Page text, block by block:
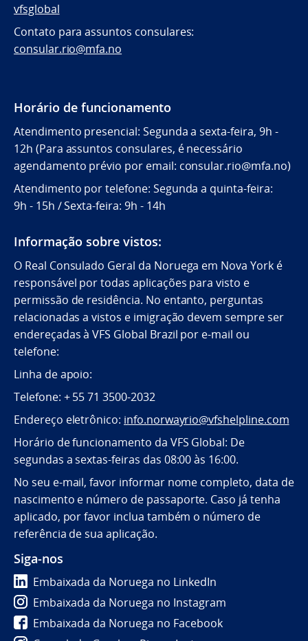
vfsglobal
Contato para assuntos consulares:
consular.rio@mfa.no
Horário de funcionamento
Atendimento presencial: Segunda a sexta-feira, 9h -
12h (Para assuntos consulares, é necessário
agendamento prévio por email: consular.rio@mfa.no)
Atendimento por telefone: Segunda a quinta-feira:
9h - 15h / Sexta-feira: 9h - 14h
Informação sobre vistos:
O Real Consulado Geral da Noruega em Nova York é
responsável por todas aplicações para visto e
permissão de residência. No entanto, perguntas
relacionadas a vistos e imigração devem sempre ser
endereçadas à VFS Global Brazil por e-mail ou
telefone:
Linha de apoio:
Telefone: + 55 71 3500-2032
Endereço eletrônico: info.norwayrio@vfshelpline.com
Horário de funcionamento da VFS Global: De
segundas a sextas-feiras das 08:00 às 16:00.
No seu e-mail, favor informar nome completo, data de
nascimento e número de passaporte. Caso já tenha
aplicado, por favor inclua também o número de
referência de sua aplicação.
Siga-nos
Embaixada da Noruega no LinkedIn
Embaixada da Noruega no Instagram
Embaixada da Noruega no Facebook